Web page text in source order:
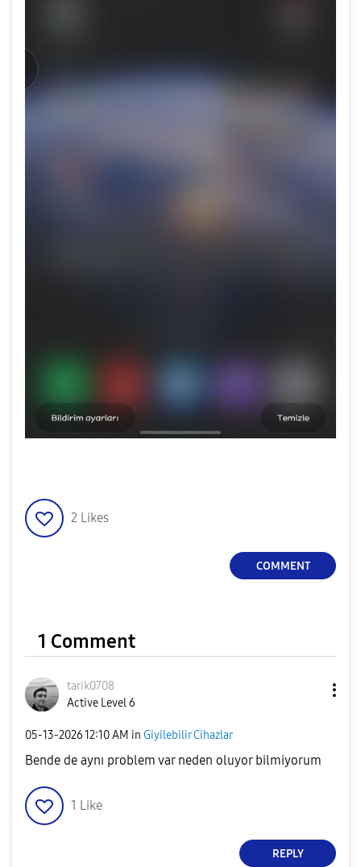
2 Likes
COMMENT
1 Comment
tarik0708
Active Level 6
‎05-13-202612:10 AM in Giyilebilir Cihazlar
Bende de aynı problem var neden oluyor bilmiyorum
1 Like
REPLY